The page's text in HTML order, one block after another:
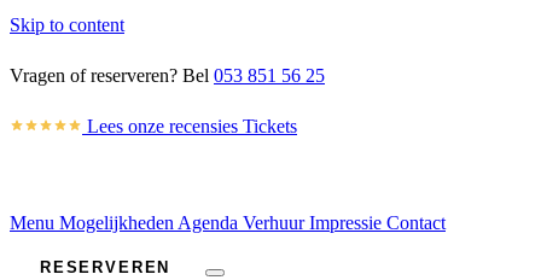
Skip to content
Vragen of reserveren? Bel 053 851 56 25
Lees onze recensies Tickets
Menu Mogelijkheden Agenda VerhuurImpressie Contact
RESERVEREN